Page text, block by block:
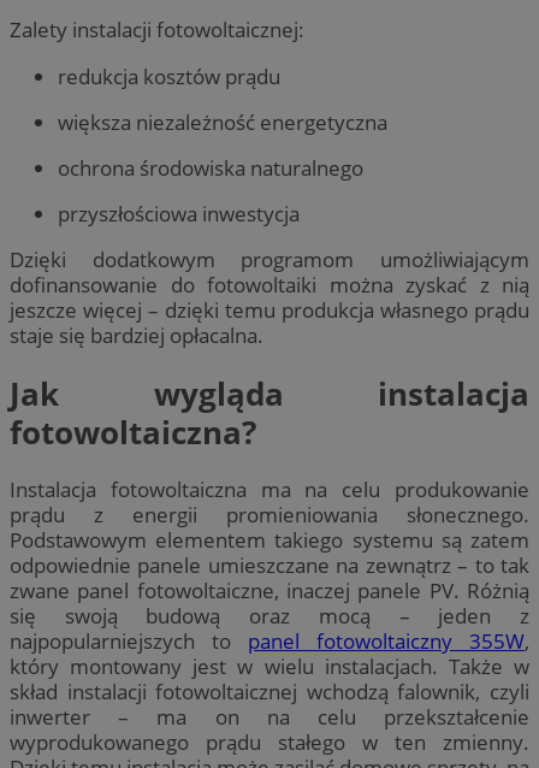
Zalety instalacji fotowoltaicznej:
redukcja kosztów prądu
większa niezależność energetyczna
ochrona środowiska naturalnego
przyszłościowa inwestycja
Dzięki dodatkowym programom umożliwiającym
dofinansowanie do fotowoltaiki można zyskać z nią
jeszcze więcej – dzięki temu produkcja własnego prądu
staje się bardziej opłacalna.
Jak wygląda instalacja
fotowoltaiczna?
Instalacja fotowoltaiczna ma na celu produkowanie
prądu z energii promieniowania słonecznego.
Podstawowym elementem takiego systemu są zatem
odpowiednie panele umieszczane na zewnątrz – to tak
zwane panel fotowoltaiczne, inaczej panele PV. Różnią
się swoją budową oraz mocą – jeden z
najpopularniejszych to panel fotowoltaiczny 355W,
który montowany jest w wielu instalacjach. Także w
skład instalacji fotowoltaicznej wchodzą falownik, czyli
inwerter – ma on na celu przekształcenie
wyprodukowanego prądu stałego w ten zmienny.